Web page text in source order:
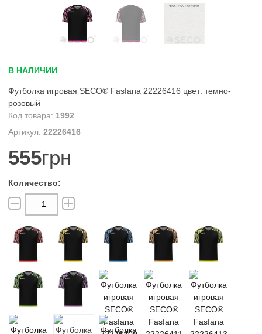
В НАЛИЧИИ
Футболка игровая SECO® Fasfana 22226416 цвет: темно-
розовый
1992
22226416
555грн